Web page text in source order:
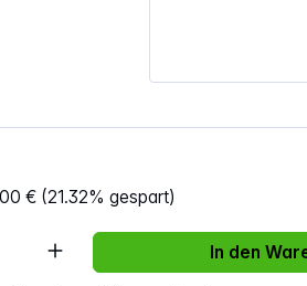
€ (21.32% gespart)
Gib den In den